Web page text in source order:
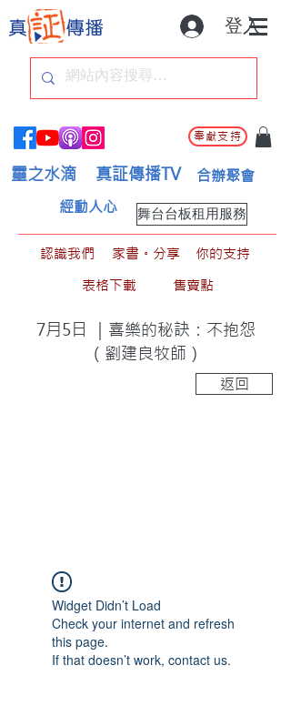
登入
奉獻支持
靈之水滴 真証傳播TV 合辦聚會
舞台台板租用服務
經動人心
認識我們 家書。分享
你的支持
表格下載
售賣點
7月5日 ｜喜樂的秘訣：不抱怨
（劉建良牧師）
返回
Widget Didn’t Load
Check your internet and refresh
this page.
If that doesn’t work, contact us.